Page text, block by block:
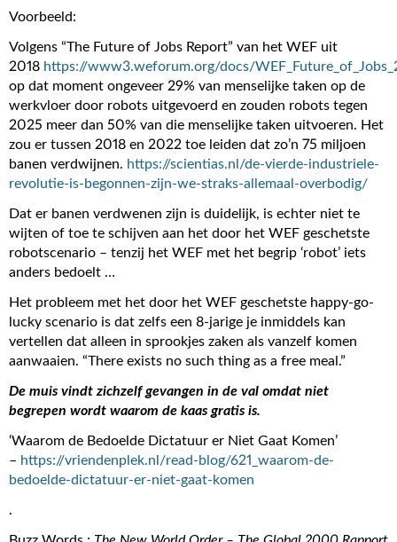
Voorbeeld:
Volgens “The Future of Jobs Report” van het WEF uit
2018 https://www3.weforum.org/docs/
op dat moment ongeveer 29% van menselijke taken op de
werkvloer door robots uitgevoerd en zouden robots tegen
2025 meer dan 50% van die menselijke taken uitvoeren. Het
zou er tussen 2018 en 2022 toe leiden dat zo’n 75 miljoen
banen verdwijnen. https://scientias.nl/de-vierde-industriele-
revolutie-is-begonnen-zijn-we-straks-allemaal-overbodig/
Dat er banen verdwenen zijn is duidelijk, is echter niet te
wijten of toe te schijven aan het door het WEF geschetste
robotscenario – tenzij het WEF met het begrip ‘robot’ iets
anders bedoelt …
Het probleem met het door het WEF geschetste happy-go-
lucky scenario is dat zelfs een 8-jarige je inmiddels kan
vertellen dat alleen in sprookjes zaken als vanzelf komen
aanwaaien. “There exists no such thing as a free meal.”
De muis vindt zichzelf gevangen in de val omdat niet
begrepen wordt waarom de kaas gratis is.
‘Waarom de Bedoelde Dictatuur er Niet Gaat Komen’
– https://vriendenplek.nl/read-blog/621_waarom-de-
bedoelde-dictatuur-er-niet-gaat-komen
.